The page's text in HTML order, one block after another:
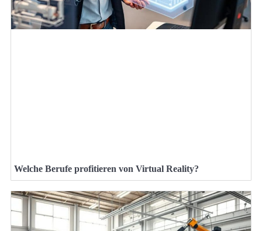
Welche Berufe profitieren von Virtual Reality?